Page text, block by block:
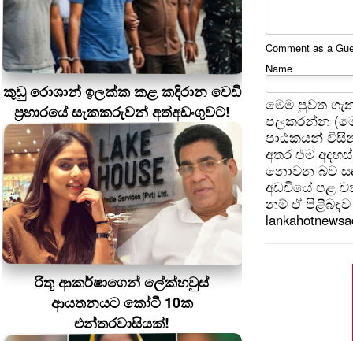
කුඩු රොශාන් ඉලක්ක කළ කදිරාන වෙඩි
ප්‍රහාරයේ සැකකරුවන් අත්අඩංගුවට!
රිතූ ආකර්ෂාගෙන් ලේක්හවුස්
ආයතනයට කෝටී 10ක
එන්තරවාසියක්!
Comment as a
Name
මෙම පුවත
පලකරන්න
පාඨකයන්
අතර එම
නොවන බව
අඩවියේ පළ
නම් ඒ පිළිබඳව